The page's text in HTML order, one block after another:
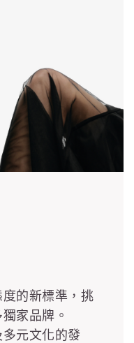
的新標準，挑
家品牌。
元文化的發